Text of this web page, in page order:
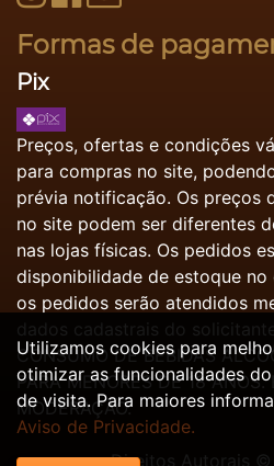
Formas de
Pix
Preços, ofertas e condições
para compras no site,
prévia notificação. Os preços
no site podem ser diferentes
nas lojas físicas. Os pedidos
disponibilidade de estoque
os pedidos serão atendidos
dados cadastrais do
CONSUMO DE BEBIDAS
PARA MENORES DE 18 ANOS.
MODERAÇÃO.
Direitos Autorais ©
Utilizamos cookies para
otimizar as funcionalidades
de visita. Para maiores
Aviso de Privacidade.